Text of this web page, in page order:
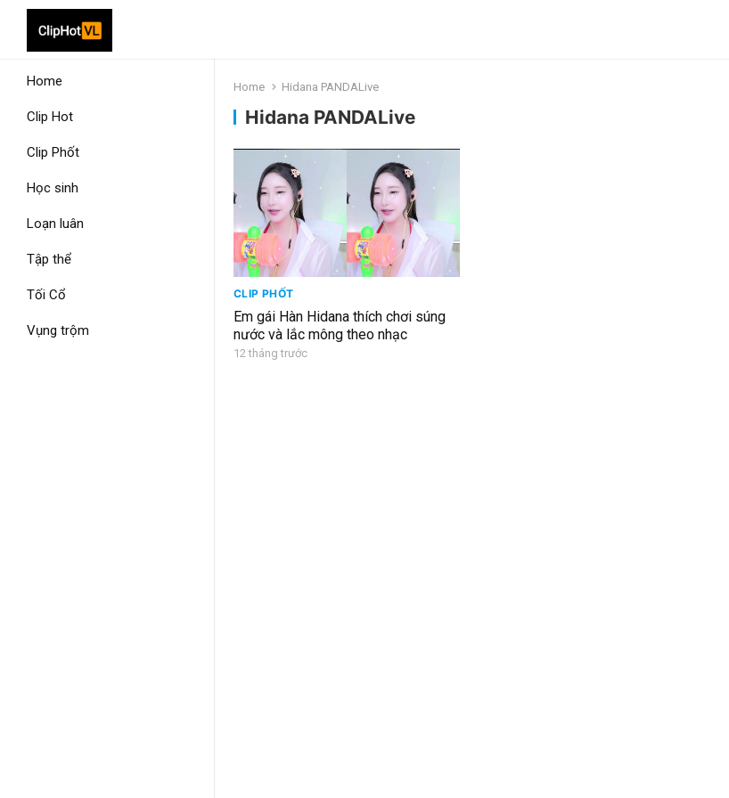
Home
Clip Hot
Clip Phốt
Học sinh
Loạn luân
Tập thể
Tối Cổ
Vụng trộm
Home Hidana PANDALive
Hidana PANDALive
CLIP PHỐT
Em gái Hàn Hidana thích chơi súng
nước và lắc mông theo nhạc
12 tháng trước